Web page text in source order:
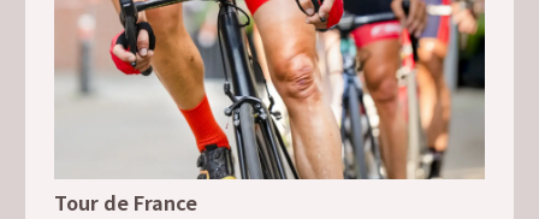
Tour de France